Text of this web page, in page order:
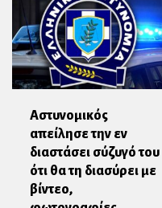
Αστυνομικός
απείλησε την εν
διαστάσει σύζυγό του
ότι θα τη διασύρει με
βίντεο,